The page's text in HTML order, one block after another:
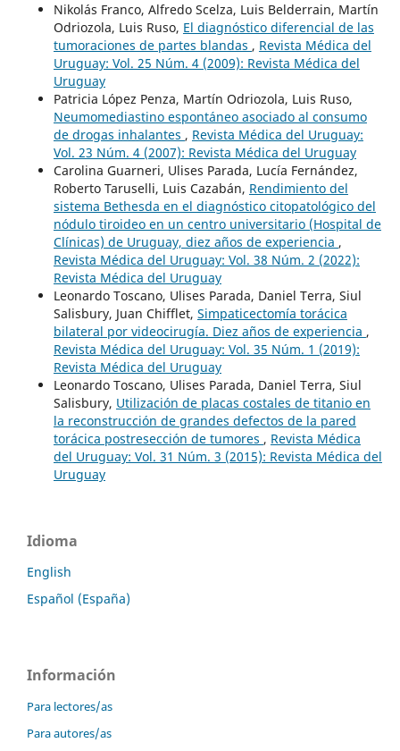
Nikolás Franco, Alfredo Scelza, Luis Belderrain, Martín
Odriozola, Luis Ruso, El diagnóstico diferencial de las
tumoraciones de partes blandas , Revista Médica del
Uruguay: Vol. 25 Núm. 4 (2009): Revista Médica del
Uruguay
Patricia López Penza, Martín Odriozola, Luis Ruso,
Neumomediastino espontáneo asociado al consumo
de drogas inhalantes , Revista Médica del Uruguay:
Vol. 23 Núm. 4 (2007): Revista Médica del Uruguay
Carolina Guarneri, Ulises Parada, Lucía Fernández,
Roberto Taruselli, Luis Cazabán, Rendimiento del
sistema Bethesda en el diagnóstico citopatológico del
nódulo tiroideo en un centro universitario (Hospital de
Clínicas) de Uruguay, diez años de experiencia ,
Revista Médica del Uruguay: Vol. 38 Núm. 2 (2022):
Revista Médica del Uruguay
Leonardo Toscano, Ulises Parada, Daniel Terra, Siul
Salisbury, Juan Chifflet, Simpaticectomía torácica
bilateral por videocirugía. Diez años de experiencia ,
Revista Médica del Uruguay: Vol. 35 Núm. 1 (2019):
Revista Médica del Uruguay
Leonardo Toscano, Ulises Parada, Daniel Terra, Siul
Salisbury, Utilización de placas costales de titanio en
la reconstrucción de grandes defectos de la pared
torácica postresección de tumores , Revista Médica
del Uruguay: Vol. 31 Núm. 3 (2015): Revista Médica del
Uruguay
Idioma
English
Español (España)
Información
Para lectores/as
Para autores/as